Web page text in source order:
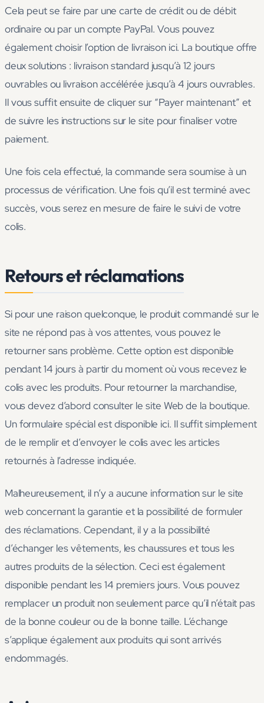
Cela peut se faire par une carte de crédit ou de débit
ordinaire ou par un compte PayPal. Vous pouvez
également choisir l’option de livraison ici. La boutique offre
deux solutions : livraison standard jusqu’à 12 jours
ouvrables ou livraison accélérée jusqu’à 4 jours ouvrables.
Il vous suffit ensuite de cliquer sur “Payer maintenant” et
de suivre les instructions sur le site pour finaliser votre
paiement.
Une fois cela effectué, la commande sera soumise à un
processus de vérification. Une fois qu’il est terminé avec
succès, vous serez en mesure de faire le suivi de votre
colis.
Retours et réclamations
Si pour une raison quelconque, le produit commandé sur le
site ne répond pas à vos attentes, vous pouvez le
retourner sans problème. Cette option est disponible
pendant 14 jours à partir du moment où vous recevez le
colis avec les produits. Pour retourner la marchandise,
vous devez d’abord consulter le site Web de la boutique.
Un formulaire spécial est disponible ici. Il suffit simplement
de le remplir et d’envoyer le colis avec les articles
retournés à l’adresse indiquée.
Malheureusement, il n’y a aucune information sur le site
web concernant la garantie et la possibilité de formuler
des réclamations. Cependant, il y a la possibilité
d’échanger les vêtements, les chaussures et tous les
autres produits de la sélection. Ceci est également
disponible pendant les 14 premiers jours. Vous pouvez
remplacer un produit non seulement parce qu’il n’était pas
de la bonne couleur ou de la bonne taille. L’échange
s’applique également aux produits qui sont arrivés
endommagés.